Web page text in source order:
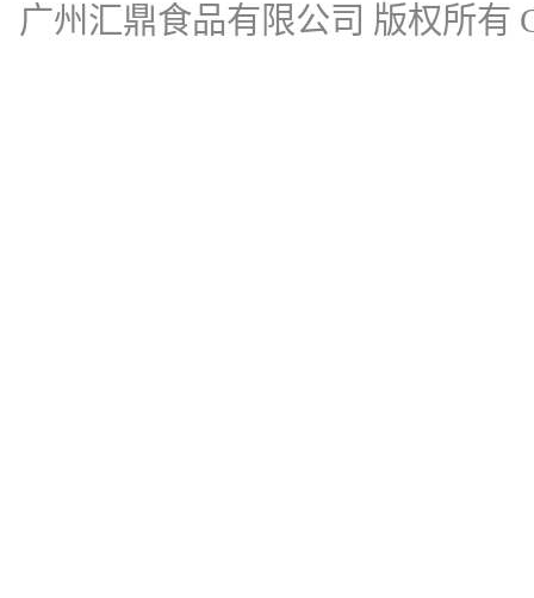
广州汇鼎食品有限公司 版权所有